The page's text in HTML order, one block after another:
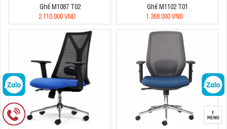
Ghế M1087 T02
2.110.000 VNĐ
Ghế M1102 T01
1.368.000 VNĐ